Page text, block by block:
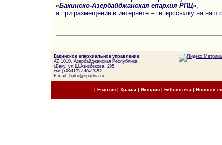
«Бакинско-Азербайджанская епархия РПЦ»
а при размещении в интернете – гиперссылку на наш
Бакинское епархиальное управление
AZ 1010, Азербайджанская Республика,
г.Баку, ул.Ш.Азизбекова, 205
тел.(+99412) 440-43-52
E-mail: baku@eparhia.ru
Епархия| Храмы История| Библиотека Новости